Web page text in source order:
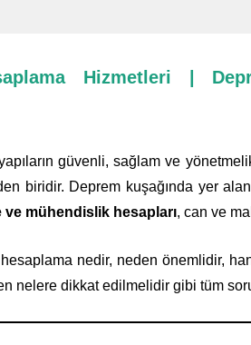
Hizmetleri |
güvenli, sağlam ve
biridir. Deprem kuşağında yer
mühendislik hesapları, can ve
hesaplama nedir, neden önemlidir,
nelere dikkat edilmelidir gibi tüm